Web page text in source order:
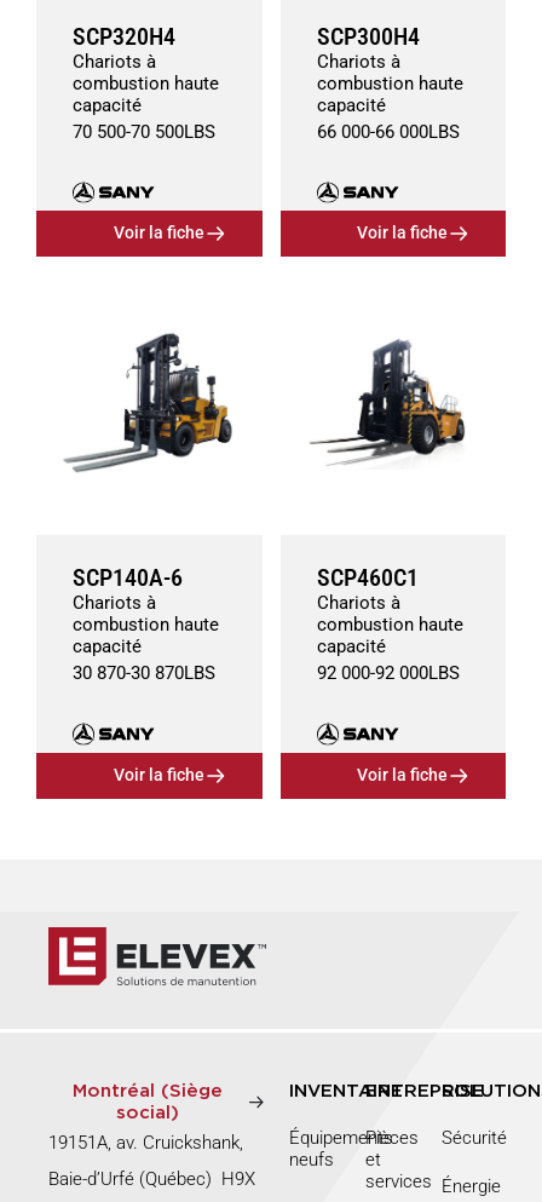
SCP320H4
Chariots à
combustion haute
capacité
70 500-70 500LBS
Voir la fiche
SCP300H4
Chariots à
combustion haute
capacité
66 000-66 000LBS
Voir la fiche
SCP140A-6
Chariots à
combustion haute
capacité
30 870-30 870LBS
Voir la fiche
SCP460C1
Chariots à
combustion haute
capacité
92 000-92 000LBS
Voir la fiche
Montréal (Siège
social)
19151A, av. Cruickshank,
Baie-d’Urfé (Québec) H9X
INVENTAIRE
Équipements
neufs
ENTREPRISE
Pièces
et
services
Sécurité
Énergie